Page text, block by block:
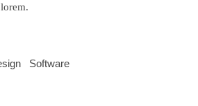
Software